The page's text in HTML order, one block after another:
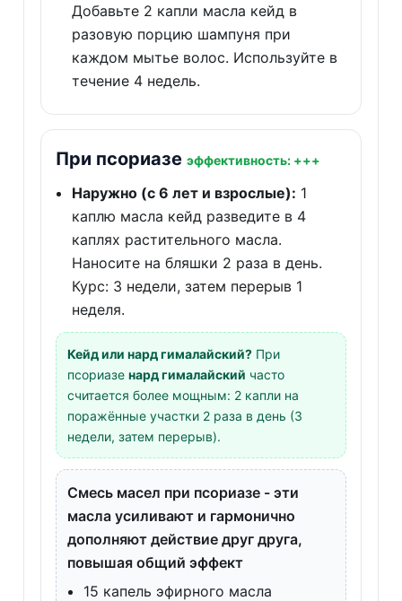
Добавьте 2 капли масла кейд в
разовую порцию шампуня при
каждом мытье волос. Используйте в
течение 4 недель.
При псориазе эффективность: +++
Наружно (с 6 лет и взрослые): 1
каплю масла кейд разведите в 4
каплях растительного масла.
Наносите на бляшки 2 раза в день.
Курс: 3 недели, затем перерыв 1
неделя.
Кейд или нард гималайский? При
псориазе нард гималайский часто
считается более мощным: 2 капли на
поражённые участки 2 раза в день (3
недели, затем перерыв).
Смесь масел при псориазе - эти
масла усиливают и гармонично
дополняют действие друг друга,
повышая общий эффект
15 капель эфирного масла